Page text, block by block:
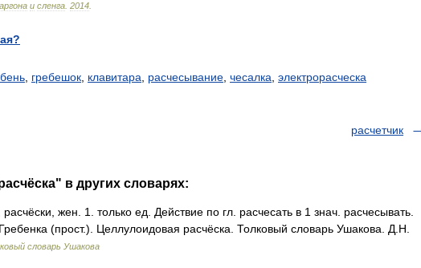
и сленга 2014
гребешок клавитара расчесывание чесалка электрорасческа
расчетчик
в других словарях:
жен. 1. только ед. Действие по гл. расчесать в 1 знач. расчесывать.
(прост.). Целлулоидовая расчёска. Толковый словарь Ушакова. Д.Н.
словарь Ушакова